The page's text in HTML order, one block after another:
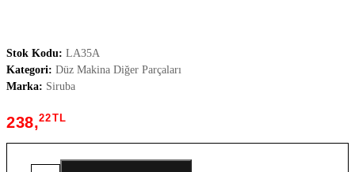
Stok Kodu: LA35A
Kategori: Düz Makina Diğer Parçaları
Marka: Siruba
238,22TL